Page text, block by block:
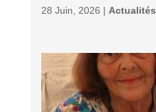
28 Juin, 2026 | Actualités